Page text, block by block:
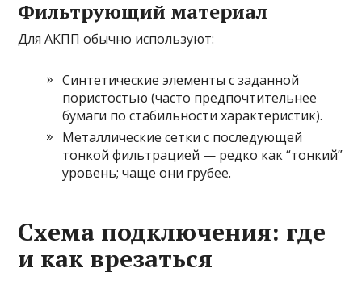
Фильтрующий материал
Для АКПП обычно используют:
Синтетические элементы с заданной
пористостью (часто предпочтительнее
бумаги по стабильности характеристик).
Металлические сетки с последующей
тонкой фильтрацией — редко как “тонкий”
уровень; чаще они грубее.
Схема подключения: где
и как врезаться